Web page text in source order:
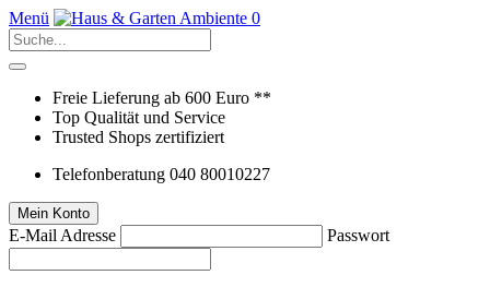
Menü 0
Freie Lieferung ab 600 Euro **
Top Qualität und Service
Trusted Shops zertifiziert
Telefonberatung 040 80010227
Mein Konto
E-Mail Adresse Passwort